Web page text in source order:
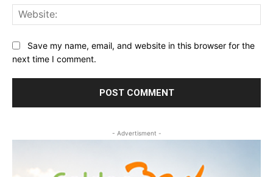
Save my name, email, and website in this browser for the
next time I comment.
- Advertisment -